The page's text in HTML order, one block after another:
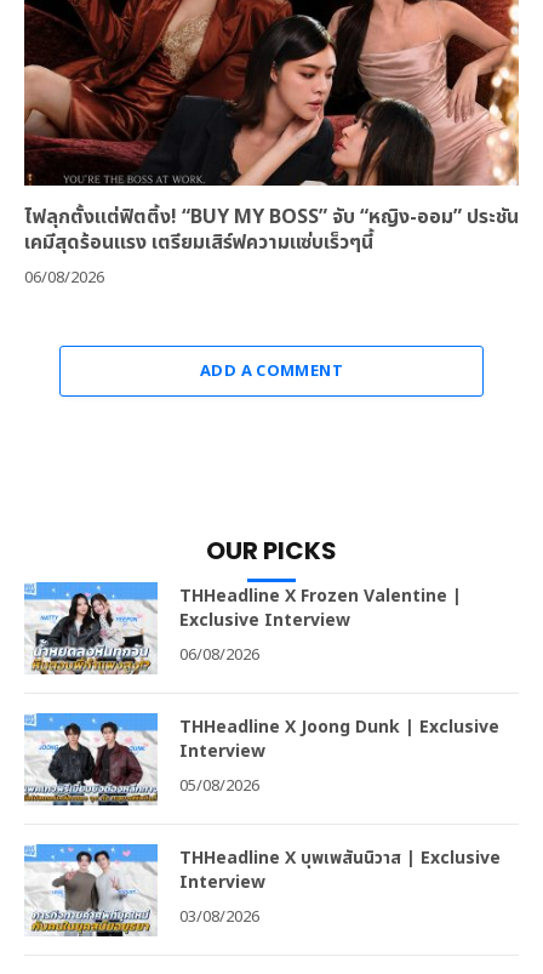
ไฟลุกตั้งแต่ฟิตติ้ง! “BUY MY BOSS” จับ “หญิง-ออม” ประชัน
เคมีสุดร้อนแรง เตรียมเสิร์ฟความแซ่บเร็วๆนี้
06/08/2026
ADD A COMMENT
OUR PICKS
THHeadline X Frozen Valentine |
Exclusive Interview
06/08/2026
THHeadline X Joong Dunk | Exclusive
Interview
05/08/2026
THHeadline X บุพเพสันนิวาส | Exclusive
Interview
03/08/2026